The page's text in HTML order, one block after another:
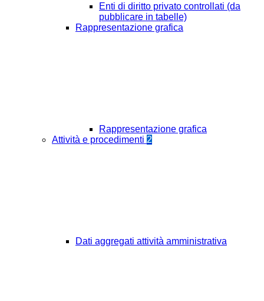
Enti di diritto privato controllati (da
pubblicare in tabelle)
Rappresentazione grafica
Rappresentazione grafica
Attività e procedimenti 2
Dati aggregati attività amministrativa